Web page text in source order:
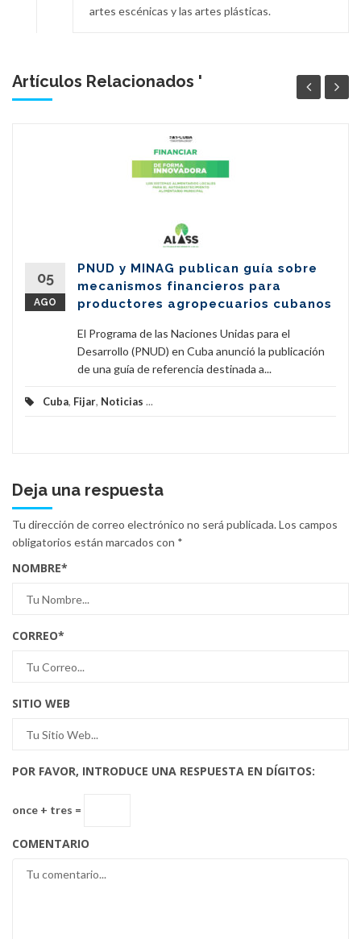
artes escénicas y las artes plásticas.
Artículos Relacionados '
05
AGO
PNUD y MINAG publican guía sobre
mecanismos financieros para
productores agropecuarios cubanos
El Programa de las Naciones Unidas para el
Desarrollo (PNUD) en Cuba anunció la publicación
de una guía de referencia destinada a...
Cuba, Fijar, Noticias ...
Deja una respuesta
Tu dirección de correo electrónico no será publicada.Los campos
obligatorios están marcados con *
NOMBRE*
CORREO*
SITIO WEB
POR FAVOR, INTRODUCE UNA RESPUESTA EN DÍGITOS:
once + tres =
COMENTARIO